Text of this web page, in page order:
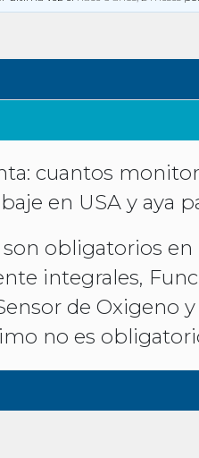
cuantos
en USA y aya
son obligatorios
integrales,
de Oxigeno
no es